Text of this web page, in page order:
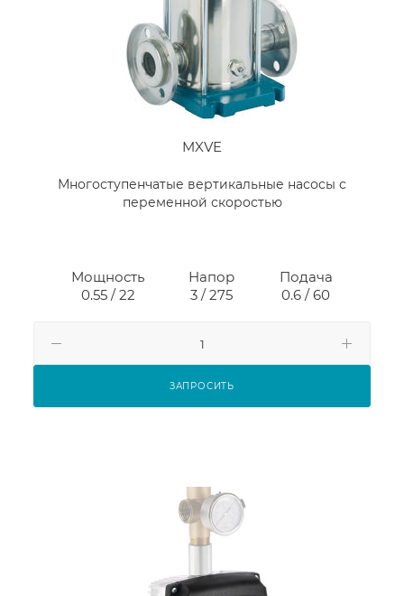
MXVE
Многоступенчатые вертикальные насосы с
переменной скоростью
Мощность
0.55 / 22
Напор
3 / 275
Подача
0.6 / 60
ЗАПРОСИТЬ